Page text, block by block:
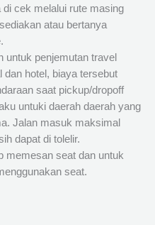
cek melalui rute masing
atau bertanya
untuk penjemutan travel
dan hotel, biaya tersebut
saat pickup/dropoff
untuki daerah daerah yang
Jalan masuk maksimal
dapat di tolelir.
memesan seat dan untuk
seat.